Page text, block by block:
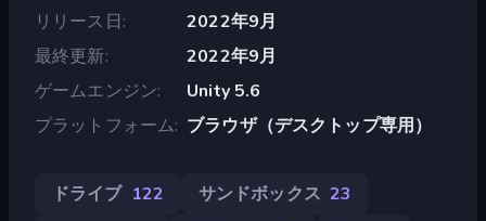
リリース日
2022年9月
最終更新
2022年9月
ゲームエンジン
Unity 5.6
プラットフォーム ブラウザ（デスクトップ専用）
ドライブ 122 サンドボックス 23